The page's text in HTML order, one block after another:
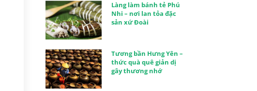
Làng làm bánh tẻ Phú
Nhi – nơi lan tỏa đặc
sản xứ Đoài
Tương bần Hưng Yên –
thức quà quê giản dị
gây thương nhớ